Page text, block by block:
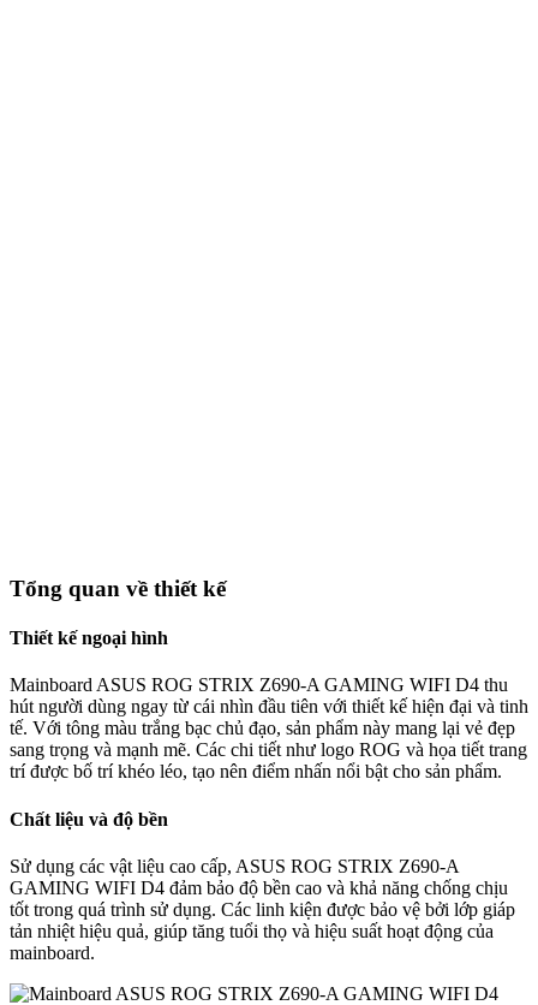
Tổng quan về thiết kế
Thiết kế ngoại hình
Mainboard ASUS ROG STRIX Z690-A GAMING WIFI D4 thu
hút người dùng ngay từ cái nhìn đầu tiên với thiết kế hiện đại và tinh
tế. Với tông màu trắng bạc chủ đạo, sản phẩm này mang lại vẻ đẹp
sang trọng và mạnh mẽ. Các chi tiết như logo ROG và họa tiết trang
trí được bố trí khéo léo, tạo nên điểm nhấn nổi bật cho sản phẩm.
Chất liệu và độ bền
Sử dụng các vật liệu cao cấp, ASUS ROG STRIX Z690-A
GAMING WIFI D4 đảm bảo độ bền cao và khả năng chống chịu
tốt trong quá trình sử dụng. Các linh kiện được bảo vệ bởi lớp giáp
tản nhiệt hiệu quả, giúp tăng tuổi thọ và hiệu suất hoạt động của
mainboard.